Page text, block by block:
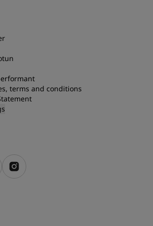
Jotun
dernière palette de couleurs Jotun
terms and conditions